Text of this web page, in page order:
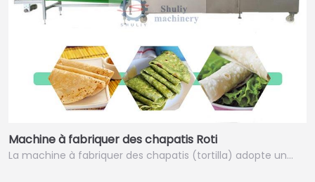
Machine à fabriquer des chapatis Roti
La machine à fabriquer des chapatis (tortilla) adopte un…